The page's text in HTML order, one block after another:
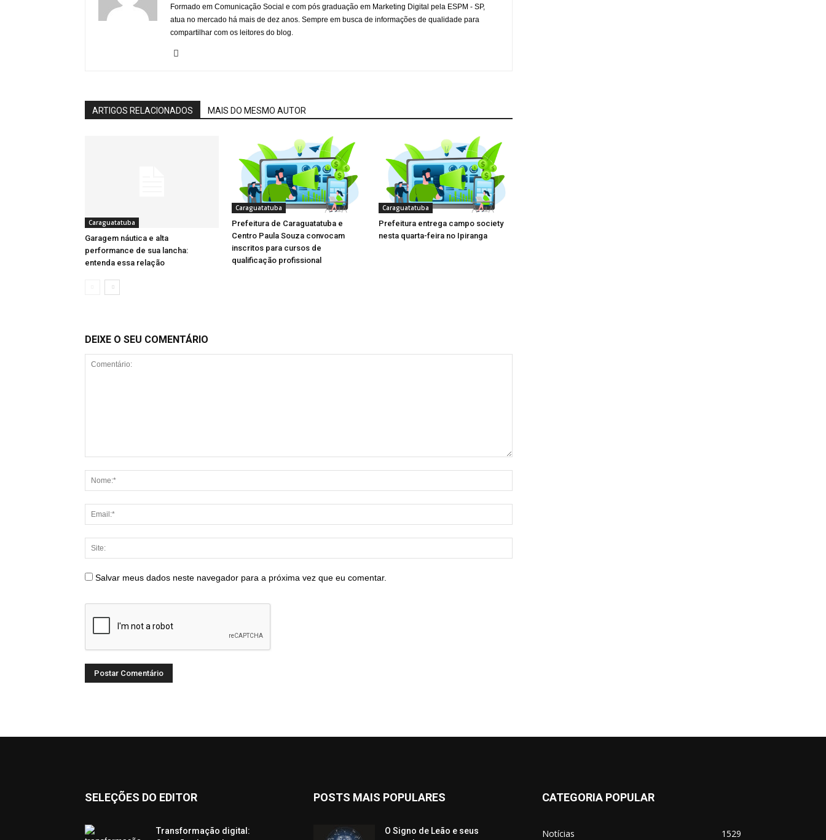
Formado em Comunicação Social e com pós graduação em Marketing Digital pela ESPM - SP,
atua no mercado há mais de dez anos. Sempre em busca de informações de qualidade para
compartilhar com os leitores do blog.
ARTIGOS RELACIONADOS MAIS DO MESMO AUTOR
Caraguatatuba
Garagem náutica e alta
performance de sua lancha:
entenda essa relação
Caraguatatuba
Prefeitura de Caraguatatuba e
Centro Paula Souza convocam
inscritos para cursos de
qualificação profissional
Caraguatatuba
Prefeitura entrega campo society
nesta quarta-feira no Ipiranga
DEIXE O SEU COMENTÁRIO
Salvar meus dados neste navegador para a próxima vez que eu comentar.
SELEÇÕES DO EDITOR
Transformação digital:
POSTS MAIS POPULARES
O Signo de Leão e seus
CATEGORIA POPULAR
Notícias 1529